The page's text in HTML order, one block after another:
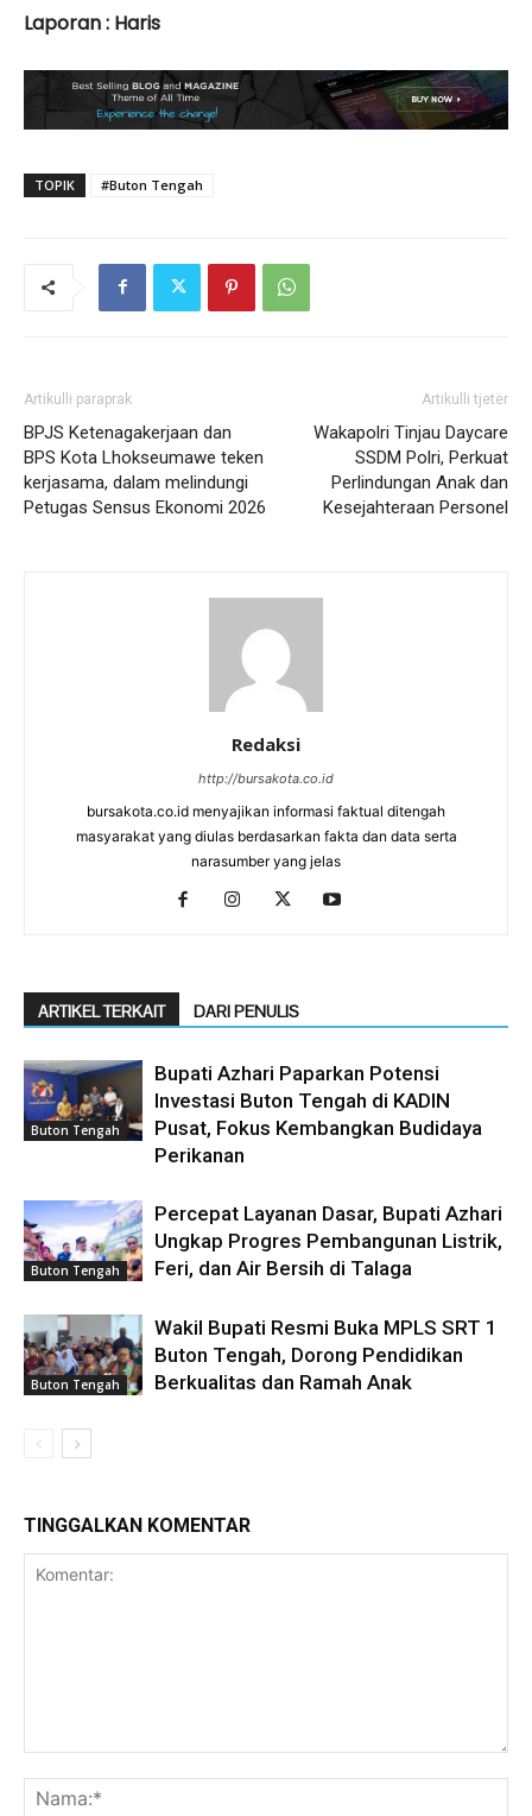
Laporan : Haris
TOPIK #Buton Tengah
Artikulli paraprak
BPJS Ketenagakerjaan dan
BPS Kota Lhokseumawe teken
kerjasama, dalam melindungi
Petugas Sensus Ekonomi 2026
Artikulli tjetër
Wakapolri Tinjau Daycare
SSDM Polri, Perkuat
Perlindungan Anak dan
Kesejahteraan Personel
Redaksi
http://bursakota.co.id
bursakota.co.id menyajikan informasi faktual ditengah
masyarakat yang diulas berdasarkan fakta dan data serta
narasumber yang jelas
ARTIKEL TERKAIT DARI PENULIS
Buton Tengah
Bupati Azhari Paparkan Potensi
Investasi Buton Tengah di KADIN
Pusat, Fokus Kembangkan Budidaya
Perikanan
Buton Tengah
Percepat Layanan Dasar, Bupati Azhari
Ungkap Progres Pembangunan Listrik,
Feri, dan Air Bersih di Talaga
Buton Tengah
Wakil Bupati Resmi Buka MPLS SRT 1
Buton Tengah, Dorong Pendidikan
Berkualitas dan Ramah Anak
TINGGALKAN KOMENTAR